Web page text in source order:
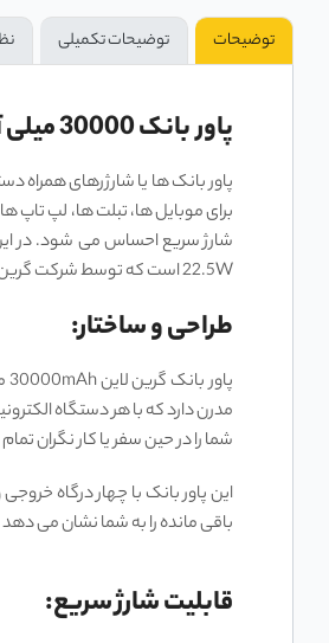
توضیحات توضیحات تکمیلی
پاور بانک 30000 میلی آمپر ساعت گرین لاین Green Lion Power Tank Power Bank 30000mAh PD 22.5W
پاور بانک ‌ها یا شارژرهای همراه
برای موبایل ‌ها، تبلت‌ ها، لپ ‌تاپ‌
شارژ سریع احساس می‌ شود. در این
22.5W است که توسط شرکت گرین لاین تولید شده است. ما در این مقاله به معرفی ویژگی ‌های فیزیکی، فنی و عملکردی این پاور بانک خواهیم پرداخت پس تا انتهای این مقاله همراه ما باشید.
طراحی و ساختار:
شما را در حین سفر یا کار نگران
باقی ‌مانده را به شما نشان می‌ دهد
قابلیت شارژ سریع: